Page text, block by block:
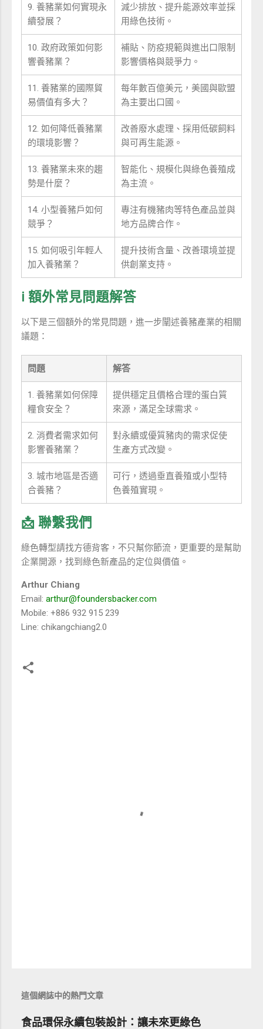
9. 養豬業如何實現永
續發展？
減少排放、提升能源效率並採
用綠色技術。
10. 政府政策如何影
響養豬業？
補貼、防疫規範與進出口限制
影響價格與競爭力。
11. 養豬業的國際貿
易價值有多大？
每年數百億美元，美國與歐盟
為主要出口國。
12. 如何降低養豬業
的環境影響？
改善廢水處理、採用低碳飼料
與可再生能源。
13. 養豬業未來的趨
勢是什麼？
智能化、規模化與綠色養殖成
為主流。
14. 小型養豬戶如何
競爭？
專注有機豬肉等特色產品並與
地方品牌合作。
15. 如何吸引年輕人
加入養豬業？
提升技術含量、改善環境並提
供創業支持。
ℹ️ 額外常見問題解答
以下是三個額外的常見問題，進一步闡述養豬產業的相關
議題：
問題 解答
1. 養豬業如何保障
糧食安全？
提供穩定且價格合理的蛋白質
來源，滿足全球需求。
2. 消費者需求如何
影響養豬業？
對永續或優質豬肉的需求促使
生產方式改變。
3. 城市地區是否適
合養豬？
可行，透過垂直養殖或小型特
色養殖實現。
📩 聯繫我們
綠色轉型請找方德背客，不只幫你節流，更重要的是幫助
企業開源，找到綠色新產品的定位與價值。
Arthur Chiang
Email: arthur@foundersbacker.com
Mobile: +886 932 915 239
Line: chikangchiang2.0
這個網誌中的熱門文章
食品環保永續包裝設計：讓未來更綠色